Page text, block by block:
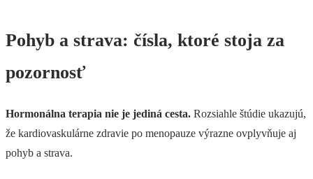
Pohyb a strava: čísla, ktoré stoja za
pozornosť
Hormonálna terapia nie je jediná cesta. Rozsiahle štúdie ukazujú,
že kardiovaskulárne zdravie po menopauze výrazne ovplyvňuje aj
pohyb a strava.